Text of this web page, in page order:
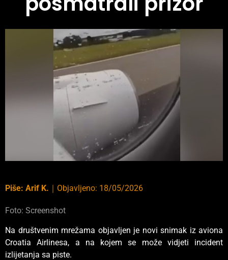
Piše: Arif K. Objavljeno: 18/05/2026
Foto: Screenshot
Na društvenim mrežama objavljen je novi snimak iz aviona
Croatia Airlinesa, a na kojem se može vidjeti incident
izlijetanja sa piste.